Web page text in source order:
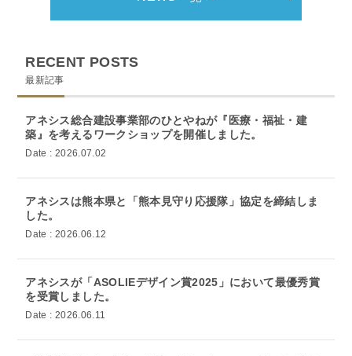
RECENT POSTS
最新記事
アネシス総合建設事業部のひとやねが『医療・福祉・建
築』を考えるワークショップを開催しました。
Date : 2026.07.02
アネシスは熊本県と「熊本見守り応援隊」協定を締結しま
した。
Date : 2026.06.12
アネシスが「ASOLIEデザイン賞2025」において最優秀賞
を受賞しました。
Date : 2026.06.11